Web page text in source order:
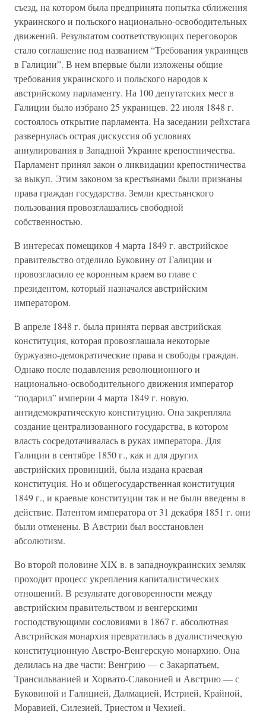
съезд, на котором была предпринята попытка сближения
украинского и польского национально-освободительных
движений. Результатом соответствующих переговоров
стало соглашение под названием “Требования украинцев
в Галиции”. В нем впервые были изложены общие
требования украинского и польского народов к
австрийскому парламенту. На 100 депутатских мест в
Галиции было избрано 25 украинцев. 22 июля 1848 г.
состоялось открытие парламента. На заседании рейхстага
развернулась острая дискуссия об условиях
аннулирования в Западной Украине крепостничества.
Парламент принял закон о ликвидации крепостничества
за выкуп. Этим законом за крестьянами были признаны
права граждан государства. Земли крестьянского
пользования провозглашались свободной
собственностью.
В интересах помещиков 4 марта 1849 г. австрийское
правительство отделило Буковину от Галиции и
провозгласило ее коронным краем во главе с
президентом, который назначался австрийским
императором.
В апреле 1848 г. была принята первая австрийская
конституция, которая провозглашала некоторые
буржуазно-демократические права и свободы граждан.
Однако после подавления революционного и
национально-освободительного движения император
“подарил” империи 4 марта 1849 г. новую,
антидемократическую конституцию. Она закрепляла
создание централизованного государства, в котором
власть сосредотачивалась в руках императора. Для
Галиции в сентябре 1850 г., как и для других
австрийских провинций, была издана краевая
конституция. Но и общегосударственная конституция
1849 г., и краевые конституции так и не были введены в
действие. Патентом императора от 31 декабря 1851 г. они
были отменены. В Австрии был восстановлен
абсолютизм.
Во второй половине XIX в. в западноукраинских земляк
проходит процесс укрепления капиталистических
отношений. В результате договоренности между
австрийским правительством и венгерскими
господствующими сословиями в 1867 г. абсолютная
Австрийская монархия превратилась в дуалистическую
конституционную Австро-Венгерскую монархию. Она
делилась на две части: Венгрию — с Закарпатьем,
Трансильванией и Хорвато-Славонией и Австрию — с
Буковиной и Галицией, Далмацией, Истрией, Крайной,
Моравией, Силезией, Триестом и Чехией.